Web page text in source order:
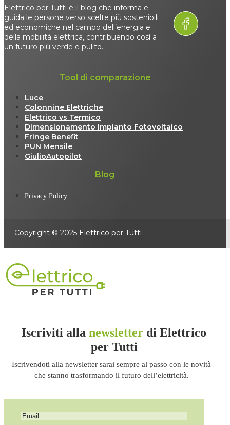
Elettrico per Tutti è il blog che informa e
guida le persone verso scelte più sostenibili
ed economiche nel campo dell’energia e
della mobilità elettrica, contribuendo così a
un futuro più verde e pulito.
Tool di comparazione
Luce
Colonnine Elettriche
Elettrico vs Termico
Dimensionamento Impianto Fotovoltaico
Fringe Benefit
PUN Mensile
GiulioAutopilot
Blog
Privacy Policy
Copyright © 2025 Elettrico per Tutti
Iscriviti allanewsletter di Elettrico
per Tutti
Iscrivendoti alla newsletter sarai sempre al passo con le novità
che stanno trasformando il futuro dell’elettricità.